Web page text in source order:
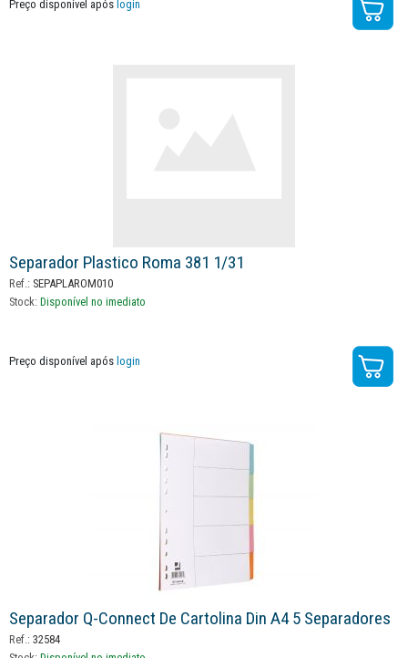
Preço disponível após login
Separador Plastico Roma 381 1/31
Ref.: SEPAPLAROM010
Stock: Disponível no imediato
Preço disponível após login
Separador Q-Connect De Cartolina Din A4 5 Separadores
Ref.: 32584